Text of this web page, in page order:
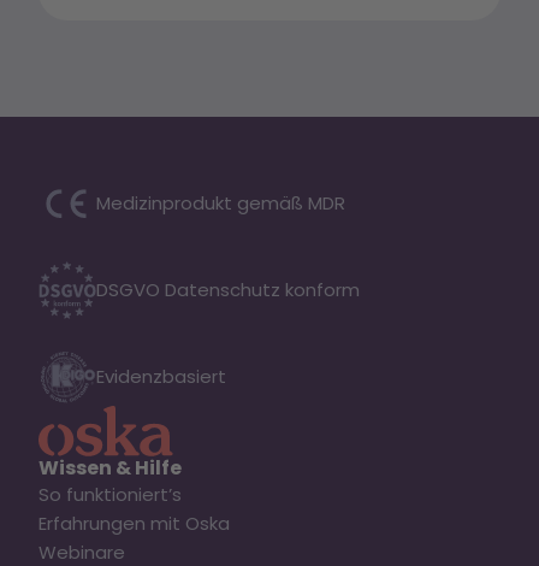
Medizinprodukt gemäß MDR
DSGVO Datenschutz konform
Evidenzbasiert
Wissen & Hilfe
So funktioniert’s
Erfahrungen mit Oska
Webinare